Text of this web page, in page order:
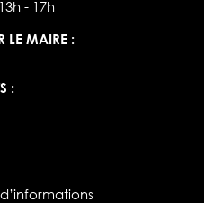
- 17h
LE MAIRE :
: